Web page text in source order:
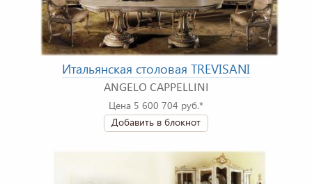
Итальянская столовая TREVISANI
ANGELO CAPPELLINI
Цена 5 600 704 руб.*
Добавить в блокнот